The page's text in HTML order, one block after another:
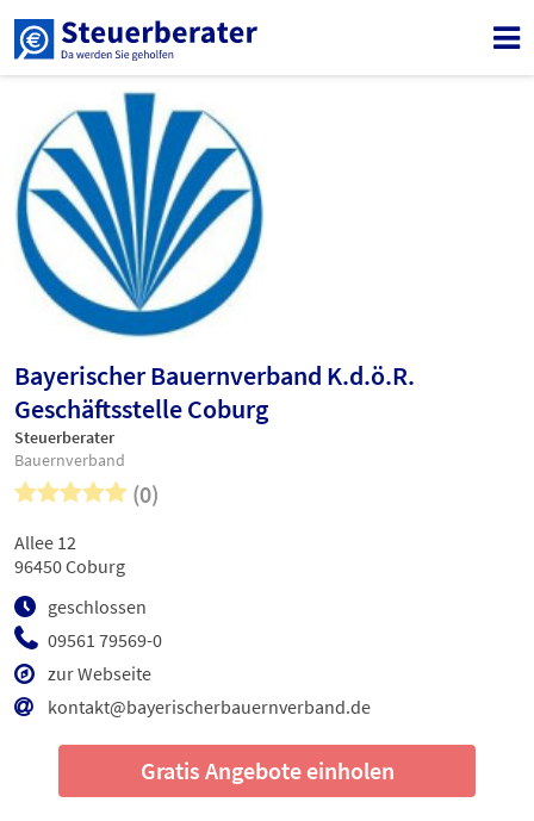
Bayerischer Bauernverband K.d.ö.R.
Geschäftsstelle Coburg
Steuerberater
Bauernverband
(0)
09561 79569-0
zur Webseite
kontakt@bayerischerbauernverband.de
geschlossen
Allee 12
96450 Coburg
Gratis Angebote einholen